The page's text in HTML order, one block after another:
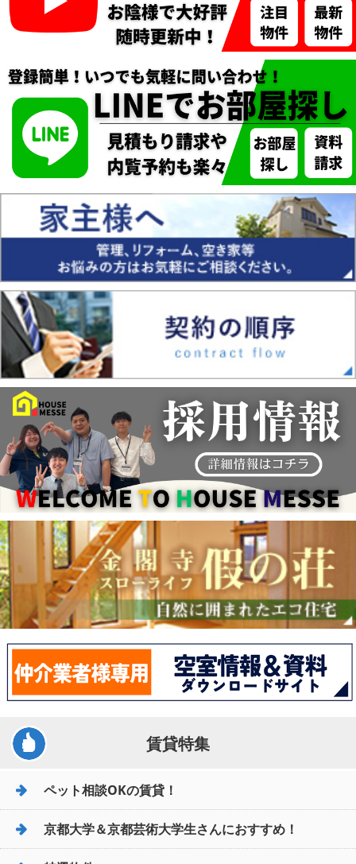
賃貸特集
ペット相談OKの賃貸！
京都大学＆京都芸術大学生さんにおすすめ！